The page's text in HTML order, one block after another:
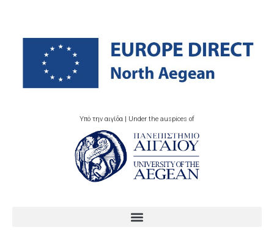
Υπό την αιγίδα | Under the auspices of